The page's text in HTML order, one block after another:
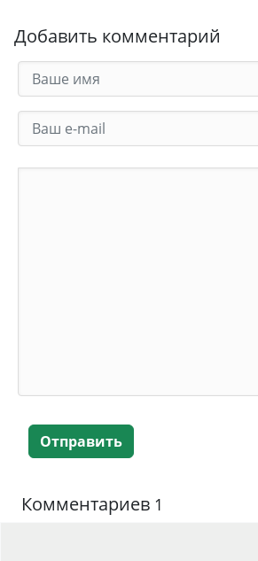
Добавить комментарий
Отправить
Комментариев 1